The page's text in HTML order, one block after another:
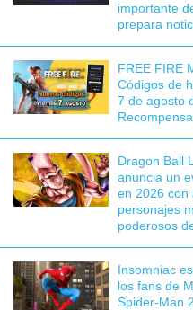
importante
prepara
FREE FIRE
Códigos de
7 de agosto
Dragon Ball
anuncia un
en 2026 con
personajes
poderosos
Insomniac
los fans de
Spider-Man